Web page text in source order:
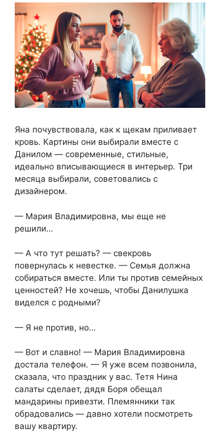
Яна почувствовала, как к щекам приливает
кровь. Картины они выбирали вместе с
Данилом — современные, стильные,
идеально вписывающиеся в интерьер. Три
месяца выбирали, советовались с
дизайнером.
— Мария Владимировна, мы еще не
решили…
— А что тут решать? — свекровь
повернулась к невестке. — Семья должна
собираться вместе. Или ты против семейных
ценностей? Не хочешь, чтобы Данилушка
виделся с родными?
— Я не против, но…
— Вот и славно! — Мария Владимировна
достала телефон. — Я уже всем позвонила,
сказала, что праздник у вас. Тетя Нина
салаты сделает, дядя Боря обещал
мандарины привезти. Племянники так
обрадовались — давно хотели посмотреть
вашу квартиру.